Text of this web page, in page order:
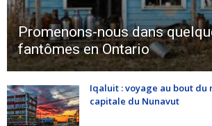
Promenons-nous dans
fantômes en Ontario
Iqaluit : voyage au bout du
capitale du Nunavut